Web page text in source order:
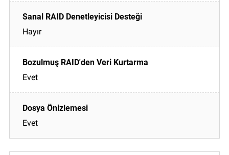
Hayır
Evet
Evet